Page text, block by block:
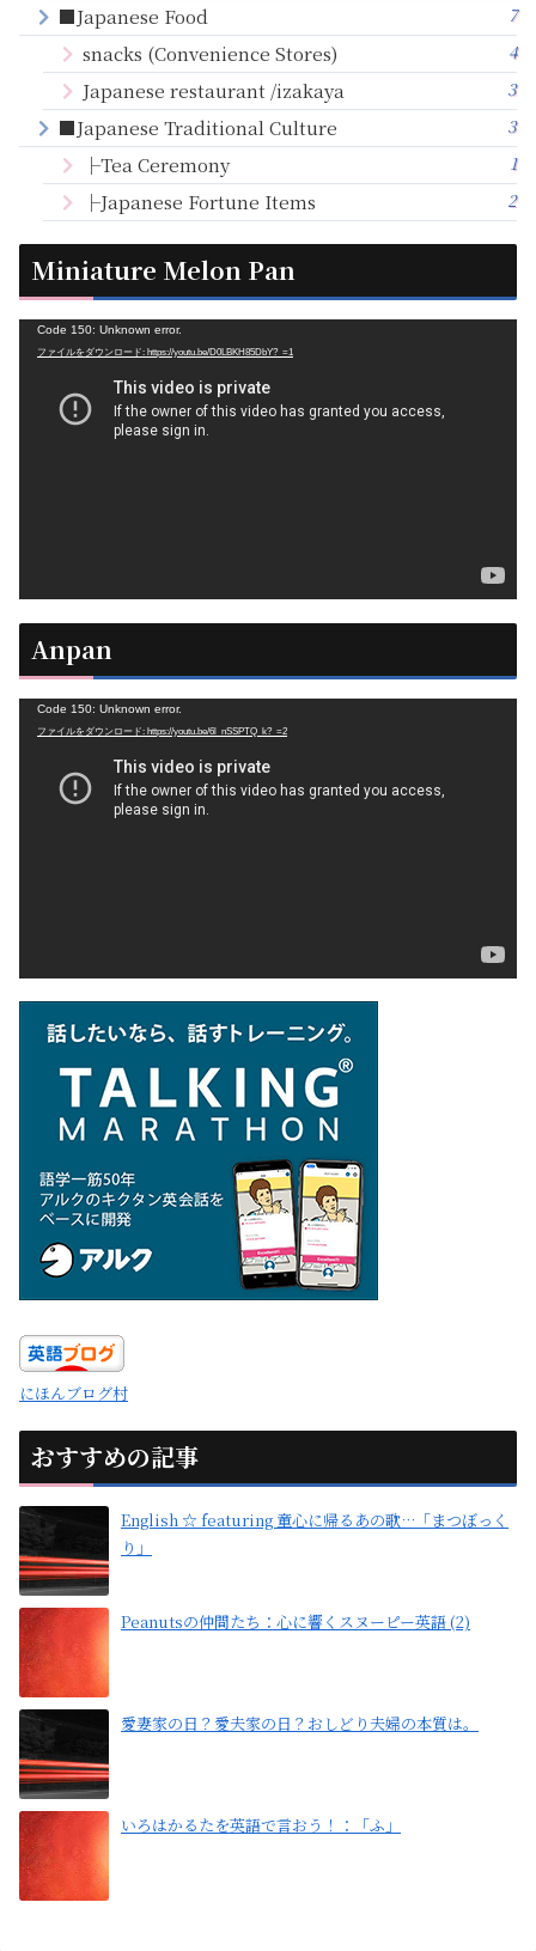
■Japanese Food 7
snacks (Convenience Stores) 4
Japanese restaurant /izakaya 3
■Japanese Traditional Culture 3
├Tea Ceremony 1
├Japanese Fortune Items 2
Miniature Melon Pan
Code 150: Unknown error.
ファイルをダウンロード: https://youtu.be/D0LBKH85DbY?_=1
Anpan
Code 150: Unknown error.
ファイルをダウンロード: https://youtu.be/6l_nSSPTQ_k?_=2
にほんブログ村
おすすめの記事
English ☆ featuring 童心に帰るあの歌…「まつぼっく
り」
Peanutsの仲間たち：心に響くスヌーピー英語 (2)
愛妻家の日？愛夫家の日？おしどり夫婦の本質は。
いろはかるたを英語で言おう！：「ふ」